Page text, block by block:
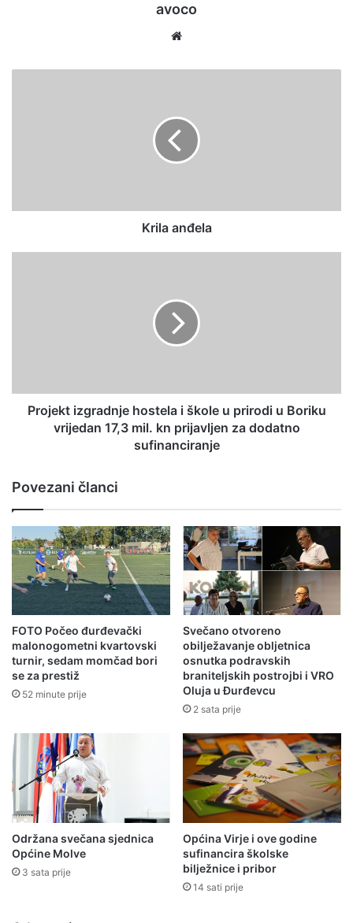
avoco
te
Krila anđela
Projekt izgradnje hostela i škole u prirodi u Boriku
vrijedan 17,3 mil. kn prijavljen za dodatno
sufinanciranje
Povezani članci
FOTO Počeo đurđevački
malonogometni kvartovski
turnir, sedam momčad bori
se za prestiž
52 minute prije
Svečano otvoreno
obilježavanje obljetnica
osnutka podravskih
braniteljskih postrojbi i VRO
Oluja u Đurđevcu
2 sata prije
Održana svečana sjednica
Općine Molve
3 sata prije
Općina Virje i ove godine
sufinancira školske
bilježnice i pribor
14 sati prije